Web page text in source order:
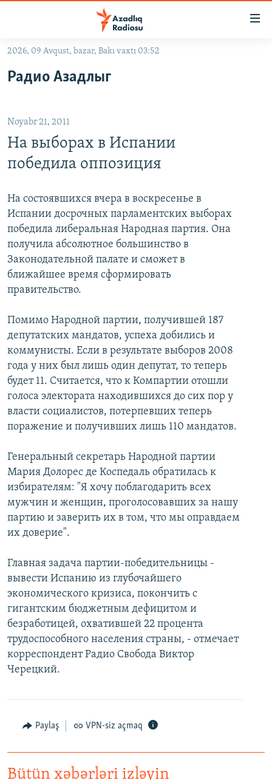
Əsas
qayıt
qayıt
Axtarışa
#İZAHLA
#ƏSLINDƏ
FƏRQƏ BAX
QANUNI DOĞRU
ARAŞDIRMA
MULTIMEDIA
VIDEO
FOTOQALEREYA
RADIO ARXIV
OXU ZALI
AZƏRBAYCAN ƏDƏBIYYATI KITABXANASI
İZ - MƏDƏNIYYƏT PROQRAMI
HAQQIMIZDA
MATERIALLARIMIZDAN ISTIFADƏ
AZADLIQRADIOSU MOBIL TELEFONUNUZDA
BIZIMLƏ ƏLAQƏ
XƏBƏR BÜLLETENLƏRIMIZ
BIZI IZLƏ
RFE/RL-in bütün saytları
2026, 09 Avqust, bazar, Bakı vaxtı 03:52
Радио Азадлыг
Noyabr 21, 2011
На выборах в Испании
победила оппозиция
На состоявшихся вчера в воскресенье в
Испании досрочных парламентских выборах
победила либеральная Народная партия. Она
получила абсолютное большинство в
Законодательной палате и сможет в
ближайшее время сформировать
правительство.
Помимо Народной партии, получившей 187
депутатских мандатов, успеха добились и
коммунисты. Если в результате выборов 2008
года у них был лишь один депутат, то теперь
будет 11. Считается, что к Компартии отошли
голоса электората находившихся до сих пор у
власти социалистов, потерпевших теперь
поражение и получивших лишь 110 мандатов.
Генеральный секретарь Народной партии
Мария Долорес де Коспедаль обратилась к
избирателям: "Я хочу поблагодарить всех
мужчин и женщин, проголосовавших за нашу
партию и заверить их в том, что мы оправдаем
их доверие".
Главная задача партии-победительницы -
вывести Испанию из глубочайшего
экономического кризиса, покончить с
гигантским бюджетным дефицитом и
безработицей, охватившей 22 процента
трудоспособного населения страны, - отмечает
корреспондент Радио Свобода Виктор
Черецкий.
Paylaş VPN-siz açmaq
Bütün xəbərləri izləyin